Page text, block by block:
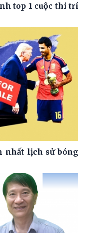
top 1 cuộc thi trí
nhất lịch sử bóng